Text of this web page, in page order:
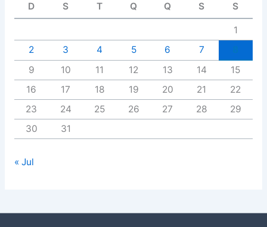
D S T Q Q S S
1
2
3 4 5 6 7
9
10 11 12 13 14
15
16
17 18 19 20 21
22
23
24 25 26 27 28
29
30
31
« Jul